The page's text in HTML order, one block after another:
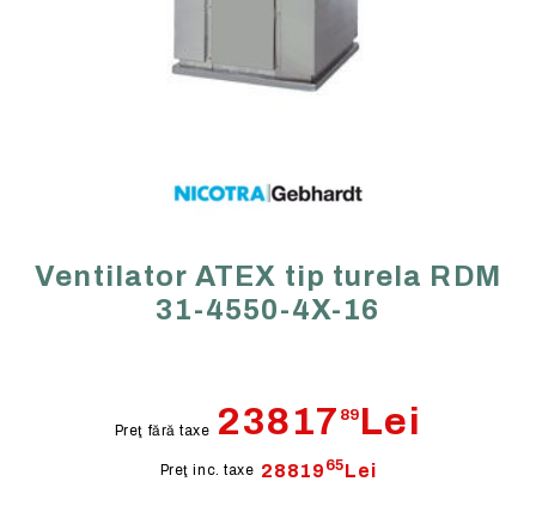
Ventilator ATEX tip turela RDM
31-4550-4X-16
Preţ fără taxe 23817 89 Lei
Preţ inc. taxe 28819 65Lei